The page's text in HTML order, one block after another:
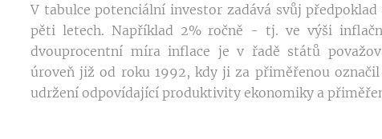
V tabulce potenciální investor zadává svůj
pěti letech. Například 2% ročně - tj. ve výši
dvouprocentní míra inflace je v řadě států
úroveň již od roku 1992, kdy ji za přiměřenou
udržení odpovídající produktivity ekonomiky a